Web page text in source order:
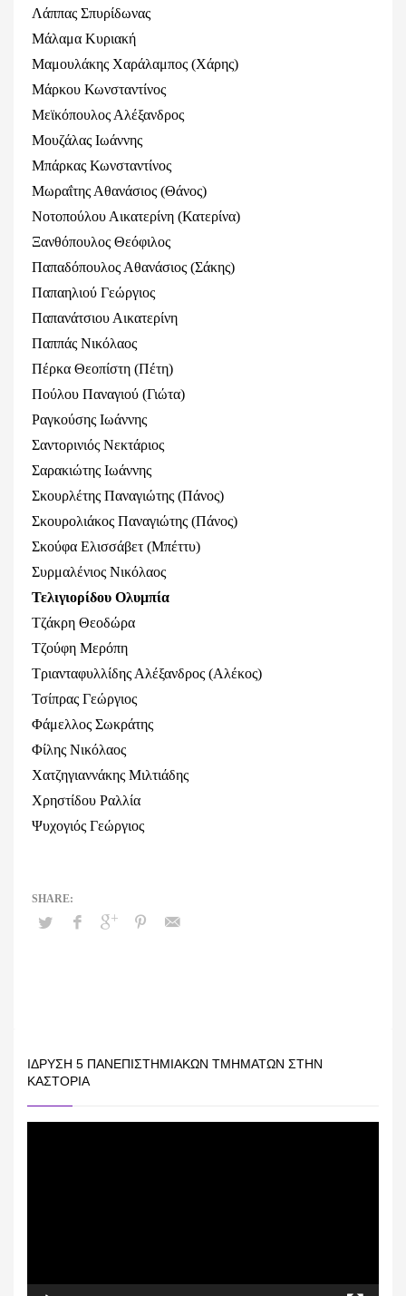
Λάππας Σπυρίδωνας
Μάλαμα Κυριακή
Μαμουλάκης Χαράλαμπος (Χάρης)
Μάρκου Κωνσταντίνος
Μεϊκόπουλος Αλέξανδρος
Μουζάλας Ιωάννης
Μπάρκας Κωνσταντίνος
Μωραΐτης Αθανάσιος (Θάνος)
Νοτοπούλου Αικατερίνη (Κατερίνα)
Ξανθόπουλος Θεόφιλος
Παπαδόπουλος Αθανάσιος (Σάκης)
Παπαηλιού Γεώργιος
Παπανάτσιου Αικατερίνη
Παππάς Νικόλαος
Πέρκα Θεοπίστη (Πέτη)
Πούλου Παναγιού (Γιώτα)
Ραγκούσης Ιωάννης
Σαντορινιός Νεκτάριος
Σαρακιώτης Ιωάννης
Σκουρλέτης Παναγιώτης (Πάνος)
Σκουρολιάκος Παναγιώτης (Πάνος)
Σκούφα Ελισσάβετ (Μπέττυ)
Συρμαλένιος Νικόλαος
Τελιγιορίδου Ολυμπία
Τζάκρη Θεοδώρα
Τζούφη Μερόπη
Τριανταφυλλίδης Αλέξανδρος (Αλέκος)
Τσίπρας Γεώργιος
Φάμελλος Σωκράτης
Φίλης Νικόλαος
Χατζηγιαννάκης Μιλτιάδης
Χρηστίδου Ραλλία
Ψυχογιός Γεώργιος
ΊΔΡΥΣΗ 5 ΠΑΝΕΠΙΣΤΗΜΙΑΚΏΝ ΤΜΗΜΆΤΩΝ ΣΤΗΝ
ΚΑΣΤΟΡΙΆ